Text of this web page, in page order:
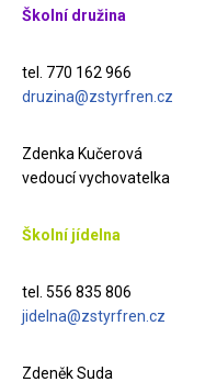
Školní družina
tel. 770 162 966
druzina@zstyrfren.cz
Zdenka Kučerová
vedoucí vychovatelka
Školní jídelna
tel. 556 835 806
jidelna@zstyrfren.cz
Zdeněk Suda